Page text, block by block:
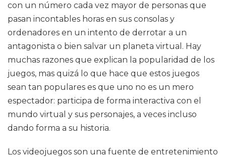
con un número cada vez mayor de personas que
pasan incontables horas en sus consolas y
ordenadores en un intento de derrotar a un
antagonista o bien salvar un planeta virtual. Hay
muchas razones que explican la popularidad de los
juegos, mas quizá lo que hace que estos juegos
sean tan populares es que uno no es un mero
espectador: participa de forma interactiva con el
mundo virtual y sus personajes, a veces incluso
dando forma a su historia.
Los videojuegos son una fuente de entretenimiento